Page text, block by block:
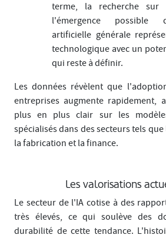
terme, la recherche
l'émergence possible
artificielle générale
technologique avec un
qui reste à définir.
Les données révèlent que
entreprises augmente rapidement,
plus en plus clair sur les
spécialisés dans des secteurs tels
la fabrication et la finance.
Les valorisations
Le secteur de l'IA cotise à des
très élevés, ce qui soulève des
durabilité de cette tendance.